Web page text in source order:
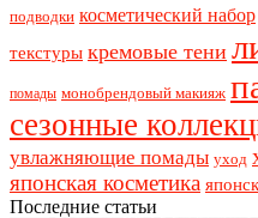
подводки косметический набор
текстуры кремовые тени
помады монобрендовый макияж
сезонные
увлажняющие помады уход
японская косметика
Последние статьи